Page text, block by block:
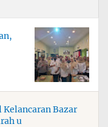
Bazar
u